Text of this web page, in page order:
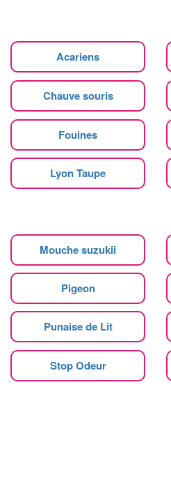
Acariens
Chauve souris
Fouines
Lyon Taupe
Mouche suzukii
Pigeon
Punaise de Lit
Stop Odeur